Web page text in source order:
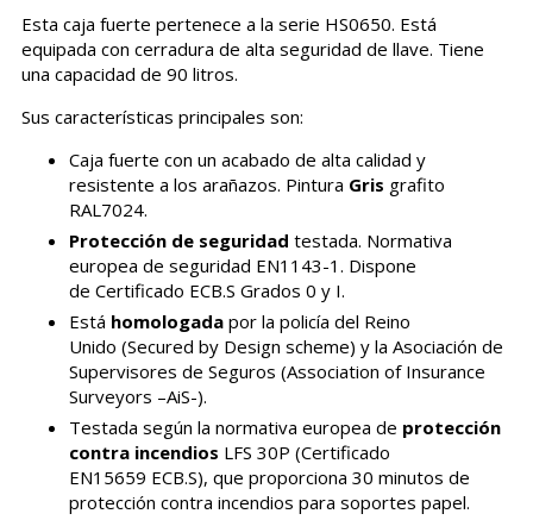
Esta caja fuerte pertenece a la serie HS0650. Está
equipada con cerradura de alta seguridad de llave. Tiene
una capacidad de 90 litros.
Sus características principales son:
Caja fuerte con un acabado de alta calidad y
resistente a los arañazos. Pintura Gris grafito
RAL7024.
Protección de seguridad testada. Normativa
europea de seguridad EN1143-1. Dispone
de Certificado ECB.S Grados 0 y I.
Está homologadapor la policía del Reino
Unido (Secured by Design scheme) y la Asociación de
Supervisores de Seguros (Association of Insurance
Surveyors –AiS-).
Testada según la normativa europea de protección
contra incendios LFS 30P (Certificado
EN15659 ECB.S), que proporciona 30 minutos de
protección contra incendios para soportes papel.